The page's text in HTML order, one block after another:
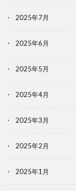
2025年7月
2025年6月
2025年5月
2025年4月
2025年3月
2025年2月
2025年1月